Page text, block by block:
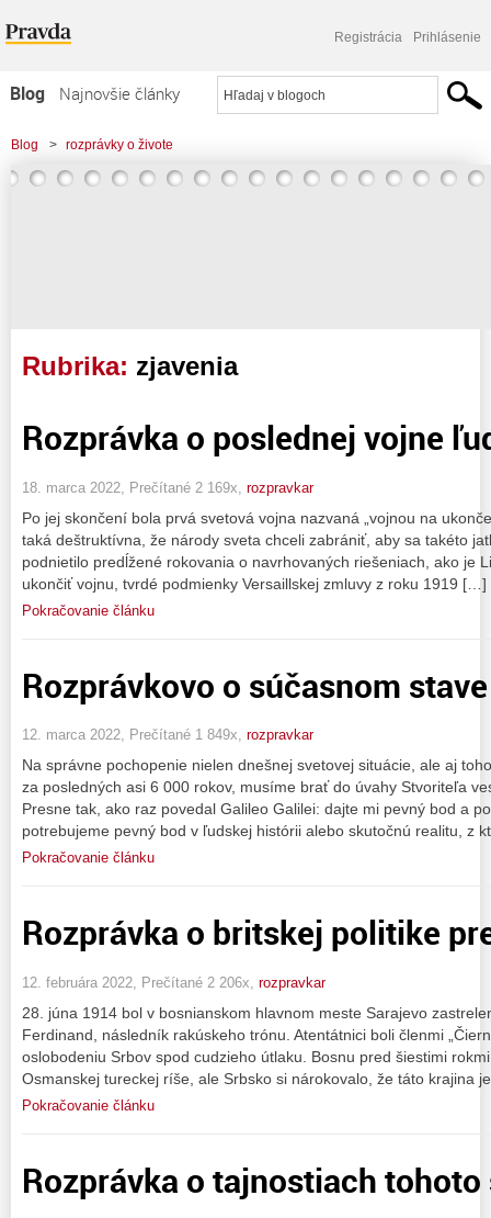
Registrácia Prihlásenie
Blog
Najnovšie články
Najčítanejšie články
Najkomentovanejšie články
Blog > rozprávky o živote
Rubrika: zjavenia
Rozprávka o poslednej vojne
18. marca 2022, Prečítané 2 169x, rozpravkar
Po jej skončení bola prvá svetová vojna nazvaná „vojnou na
taká deštruktívna, že národy sveta chceli zabrániť, aby sa takéto
podnietilo predĺžené rokovania o navrhovaných riešeniach, ako je
ukončiť vojnu, tvrdé podmienky Versaillskej zmluvy z roku 1919 […]
Pokračovanie článku
Rozprávkovo o súčasnom
12. marca 2022, Prečítané 1 849x, rozpravkar
Na správne pochopenie nielen dnešnej svetovej situácie, ale aj
za posledných asi 6 000 rokov, musíme brať do úvahy Stvoriteľa
Presne tak, ako raz povedal Galileo Galilei: dajte mi pevný bod a
potrebujeme pevný bod v ľudskej histórii alebo skutočnú realitu, z
Pokračovanie článku
Rozprávka o britskej politike
12. februára 2022, Prečítané 2 206x, rozpravkar
28. júna 1914 bol v bosnianskom hlavnom meste Sarajevo
Ferdinand, následník rakúskeho trónu. Atentátnici boli členmi
oslobodeniu Srbov spod cudzieho útlaku. Bosnu pred šiestimi
Osmanskej tureckej ríše, ale Srbsko si nárokovalo, že táto krajina
Pokračovanie článku
Rozprávka o tajnostiach tohoto